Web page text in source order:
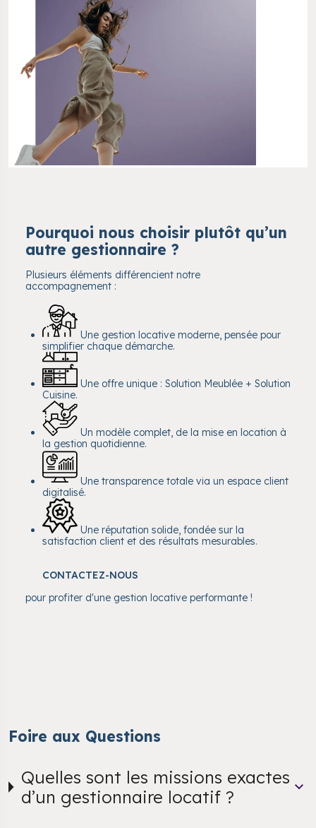
Pourquoi nous choisir plutôt qu’un
autre gestionnaire ?
Plusieurs éléments différencient notre
accompagnement :
Une gestion locative moderne, pensée pour
simplifier chaque démarche.
Une offre unique : Solution Meublée + Solution
Cuisine.
Un modèle complet, de la mise en location à
la gestion quotidienne.
Une transparence totale via un espace client
digitalisé.
Une réputation solide, fondée sur la
satisfaction client et des résultats mesurables.
CONTACTEZ-NOUS
pour profiter d'une gestion locative performante !
Foire aux Questions
Quelles sont les missions exactes
d’un gestionnaire locatif ?